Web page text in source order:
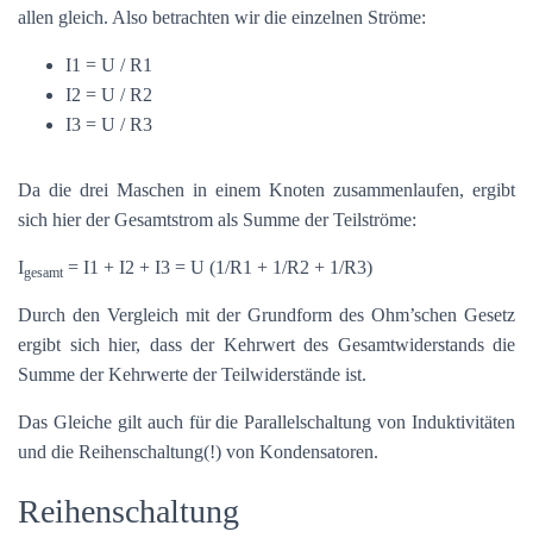
allen gleich. Also betrachten wir die einzelnen Ströme:
I1 = U / R1
I2 = U / R2
I3 = U / R3
Da die drei Maschen in einem Knoten zusammenlaufen, ergibt
sich hier der Gesamtstrom als Summe der Teilströme:
Igesamt = I1 + I2 + I3 = U (1/R1 + 1/R2 + 1/R3)
Durch den Vergleich mit der Grundform des Ohm’schen Gesetz
ergibt sich hier, dass der Kehrwert des Gesamtwiderstands die
Summe der Kehrwerte der Teilwiderstände ist.
Das Gleiche gilt auch für die Parallelschaltung von Induktivitäten
und die Reihenschaltung(!) von Kondensatoren.
Reihenschaltung